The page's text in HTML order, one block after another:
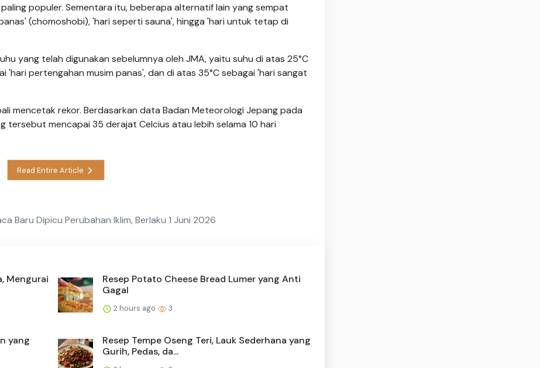
populer. Sementara itu, beberapa alternatif lain yang sempat
(chomoshobi), 'hari seperti sauna', hingga 'hari untuk tetap di
yang telah digunakan sebelumnya oleh JMA, yaitu suhu di atas 25°C
'hari pertengahan musim panas', dan di atas 35°C sebagai 'hari sangat
mencetak rekor. Berdasarkan data Badan Meteorologi Jepang pada
tersebut mencapai 35 derajat Celcius atau lebih selama 10 hari
Read Entire Article
Baru Dipicu Perubahan Iklim, Berlaku 1 Juni 2026
Mengurai
Resep Potato Cheese Bread Lumer yang Anti
Gagal
2 hours ago 3
yang
Resep Tempe Oseng Teri, Lauk Sederhana yang
Gurih, Pedas, da...